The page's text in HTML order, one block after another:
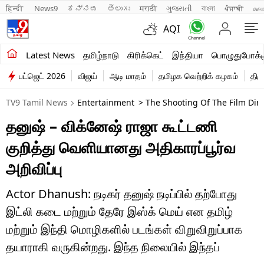
हिन्दी News9 ಕನ್ನಡ తెలుగు मराठी ગુજરાતી বাংলা ਪੰਜਾਬੀ
AQI
Latest News தமிழ்நாடு கிரிக்கெட் இந்தியா
சமீபத்திய செய்திகள்
தமிழ்நாடு
இந்தியா
உலகம்
விளையாட்டு
பொழுதுபோக்கு
லைஃப்ஸ்டைல்
வணிகம்
பட்ஜெட் 2026 விஜய் ஆடி மாதம் தமிழக வெற்றிக் கழகம்
TV9 Tamil News Entertainment > The Shooting Of The Film
தனுஷ் – விக்னேஷ் ராஜா கூட்டணி
குறித்து வெளியானது அதிகாரப்பூர்வ
அறிவிப்பு
Actor Dhanush: நடிகர் தனுஷ் நடிப்பில் தற்போது
இட்லி கடை மற்றும் தேரே இஸ்க் மெய் என தமிழ்
மற்றும் இந்தி மொழிகளில் படங்கள் விறுவிறுப்பாக
தயாராகி வருகின்றது. இந்த நிலையில் இந்தப்